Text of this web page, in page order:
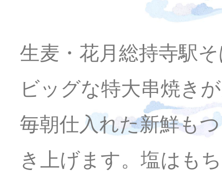
生麦・花月総持寺駅
ビッグな特大串焼き
毎朝仕入れた新鮮も
き上げます。塩はも